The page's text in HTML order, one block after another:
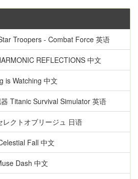
Troopers - Combat Force 英语
REFLECTIONS 中文
is Watching 中文
Titanic Survival Simulator 英语
レクトオブリージュ 日语
Fall 中文
Dash 中文